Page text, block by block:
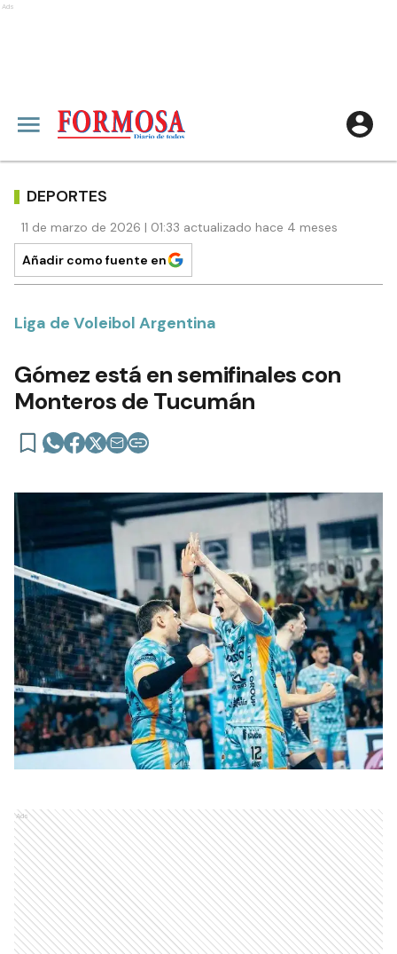
Ads
DEPORTES
11 de marzo de 2026 | 01:33 actualizado hace 4 meses
Añadir como fuente en
Liga de Voleibol Argentina
Gómez está en semifinales con
Monteros de Tucumán
Ads